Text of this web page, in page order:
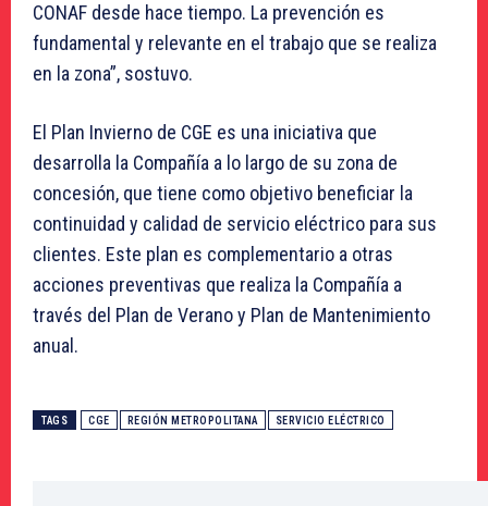
CONAF desde hace tiempo. La prevención es
fundamental y relevante en el trabajo que se realiza
en la zona”, sostuvo.
El Plan Invierno de CGE es una iniciativa que
desarrolla la Compañía a lo largo de su zona de
concesión, que tiene como objetivo beneficiar la
continuidad y calidad de servicio eléctrico para sus
clientes. Este plan es complementario a otras
acciones preventivas que realiza la Compañía a
través del Plan de Verano y Plan de Mantenimiento
anual.
TAGS CGE REGIÓN METROPOLITANA SERVICIO ELÉCTRICO